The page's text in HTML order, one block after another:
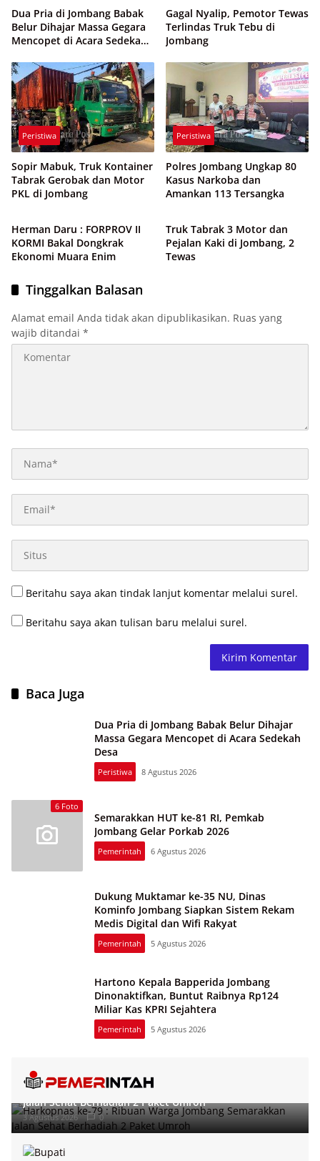
Dua Pria di Jombang Babak
Belur Dihajar Massa Gegara
Mencopet di Acara Sedekah
Gagal Nyalip, Pemotor Tewas
Terlindas Truk Tebu di
Jombang
Peristiwa
Sopir Mabuk, Truk Kontainer
Tabrak Gerobak dan Motor
PKL di Jombang
Peristiwa
Polres Jombang Ungkap 80
Kasus Narkoba dan
Amankan 113 Tersangka
Peristiwa
Herman Daru : FORPROV II
KORMI Bakal Dongkrak
Ekonomi Muara Enim
Peristiwa
Truk Tabrak 3 Motor dan
Pejalan Kaki di Jombang, 2
Tewas
Tinggalkan Balasan
Alamat email Anda tidak akan dipublikasikan. Ruas yang
wajib ditandai *
Beritahu saya akan tindak lanjut komentar melalui surel.
Beritahu saya akan tulisan baru melalui surel.
Baca Juga
Dua Pria di Jombang Babak Belur Dihajar
Massa Gegara Mencopet di Acara Sedekah
Desa
Peristiwa 8 Agustus 2026
6 Foto
Semarakkan HUT ke-81 RI, Pemkab
Jombang Gelar Porkab 2026
Pemerintah 6 Agustus 2026
Dukung Muktamar ke-35 NU, Dinas
Kominfo Jombang Siapkan Sistem Rekam
Medis Digital dan Wifi Rakyat
Pemerintah 5 Agustus 2026
Hartono Kepala Bapperida Jombang
Dinonaktifkan, Buntut Raibnya Rp124
Miliar Kas KPRI Sejahtera
Pemerintah 5 Agustus 2026
Harkopnas ke-79 : Ribuan Warga Jombang Semarakkan
Jalan Sehat Berhadiah 2 Paket Umroh
3 Agustus 2026 0